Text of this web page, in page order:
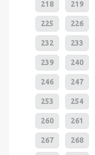
218 219
225 226
232 233
239 240
246 247
253 254
260 261
267 268